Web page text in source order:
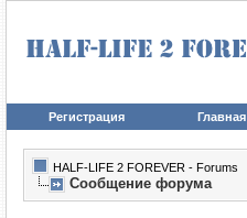
Регистрация Главная
HALF-LIFE 2 FOREVER - Forums
Сообщение форума